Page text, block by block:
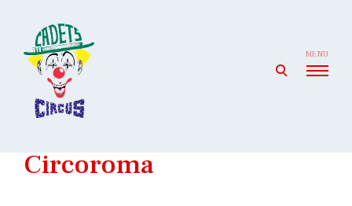
content
open
MENU
Circoroma